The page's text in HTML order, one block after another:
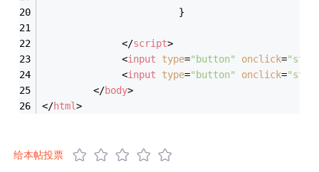
						}
</script>
<input type="button" onclick=
<input type="button" onclick=
</body>
</html>
给本帖投票